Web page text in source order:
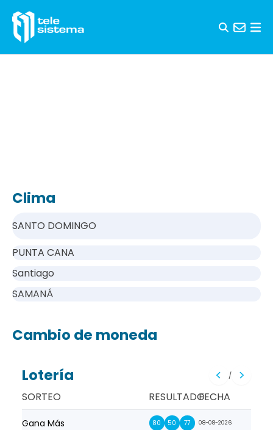
Clima
SANTO DOMINGO
PUNTA CANA
Santiago
SAMANÁ
Cambio de moneda
Lotería /
SORTEO RESULTADOFECHA
Gana Más 80 50 77 08-08-2026